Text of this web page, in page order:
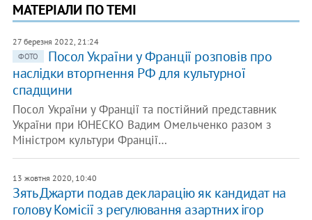
МАТЕРІАЛИ ПО ТЕМІ
27 березня 2022, 21:24
ФОТО
Посол України у Франції розповів про
наслідки вторгнення РФ для культурної
спадщини
Посол України у Франції та постійний представник
України при ЮНЕСКО Вадим Омельченко разом з
Міністром культури Франції…
13 жовтня 2020, 10:40
Зять Джарти подав декларацію як кандидат на
голову Комісії з регулювання азартних ігор